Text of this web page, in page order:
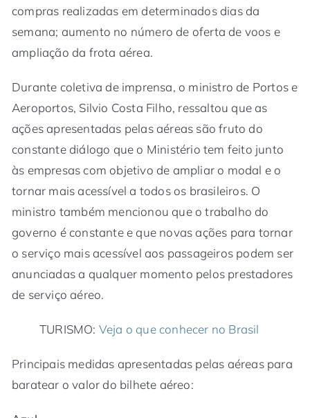
compras realizadas em determinados dias da
semana; aumento no número de oferta de voos e
ampliação da frota aérea.
Durante coletiva de imprensa, o ministro de Portos e
Aeroportos, Silvio Costa Filho, ressaltou que as
ações apresentadas pelas aéreas são fruto do
constante diálogo que o Ministério tem feito junto
às empresas com objetivo de ampliar o modal e o
tornar mais acessível a todos os brasileiros. O
ministro também mencionou que o trabalho do
governo é constante e que novas ações para tornar
o serviço mais acessível aos passageiros podem ser
anunciadas a qualquer momento pelos prestadores
de serviço aéreo.
TURISMO: Veja o que conhecer no Brasil
Principais medidas apresentadas pelas aéreas para
baratear o valor do bilhete aéreo: